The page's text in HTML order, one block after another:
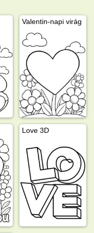
Valentin-napi virág
Love 3D